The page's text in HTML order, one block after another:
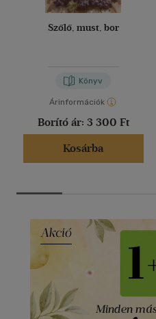
Szőlő, must, bor
Könyv
Árinformációk
Borító ár: 3 300 Ft
Kosárba